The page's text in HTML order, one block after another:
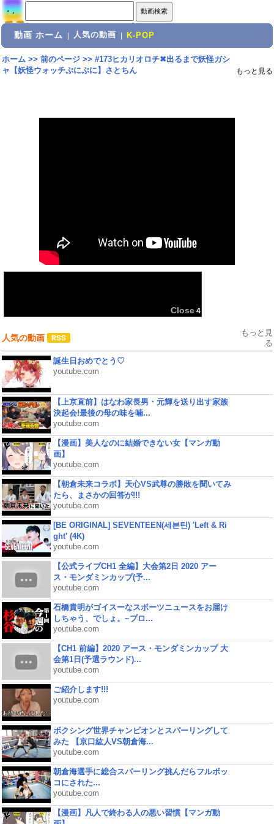
動画 ホーム 人気の動画 K-POP
ホーム>> 前のページ>> #173ヒカリオロチ✖出るまで妖怪ガシ
ャ【妖怪ウォッチぷにぷに】さとちん
もっと見る
Close 4
人気の動画
もっと見
る
誕生日おめでとう♡
youtube.com
【上京直前】はなわ家長男・元輝を送り出す家族
決起会!最後の母の味を噛...
youtube.com
【漫画】美人なのに結婚できない女【マンガ動
画】
youtube.com
【朝倉未来コラボ】天心VS武尊の勝敗を聞いてみ
たら、まさかの回答が!!!
youtube.com
[BE ORIGINAL] SEVENTEEN(세븐틴) 'Left & Ri
ght' (4K)
youtube.com
【公式ライブCH1 全編】大会第2日 2020 アー
ス・モンダミンカップ(予...
youtube.com
石橋貴明がゴイスーなスポーツニュースをお届け
しちゃう、でしょ。~プロ...
youtube.com
【CH1 前編】2020 アース・モンダミンカップ 大
会第1日(予選ラウンド)...
youtube.com
ご紹介します!!!
youtube.com
ボクシング世界チャンピオンとスパーリングして
みた 【京口紘人VS朝倉海...
youtube.com
朝倉海選手に総合スパーリング挑んだらフルボッ
コにされた...
youtube.com
【漫画】凡人で終わる人の悪い習慣【マンガ動